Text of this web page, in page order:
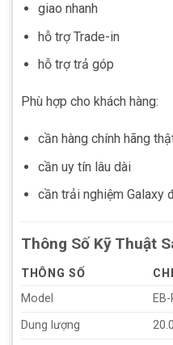
giao nhanh
hỗ trợ Trade-in
hỗ trợ trả góp
Phù hợp cho khách hàng:
cần hàng chính hãng
cần uy tín lâu dài
cần trải nghiệm Galaxy
Thông Số Kỹ Thuật
THÔNG SỐ
Model
Dung lượng